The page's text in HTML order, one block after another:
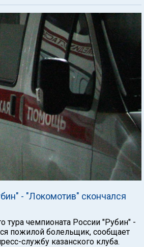
- "Локомотив" скончался
тура чемпионата России "Рубин" -
пожилой болельщик, сообщает
службу казанского клуба.